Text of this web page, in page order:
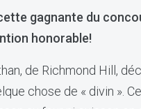
gagnante du
honorable!
de Richmond Hill,
chose de « divin ».